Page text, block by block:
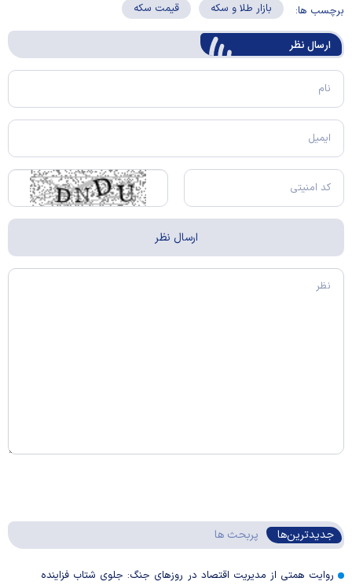
برچسب ها: بازار طلا و سکه قیمت سکه
ارسال‌ نظر
جدیدترین‌ها پربحث ها
روایت همتی از مدیریت اقتصاد در روزهای جنگ: جلوی شتاب فزاینده